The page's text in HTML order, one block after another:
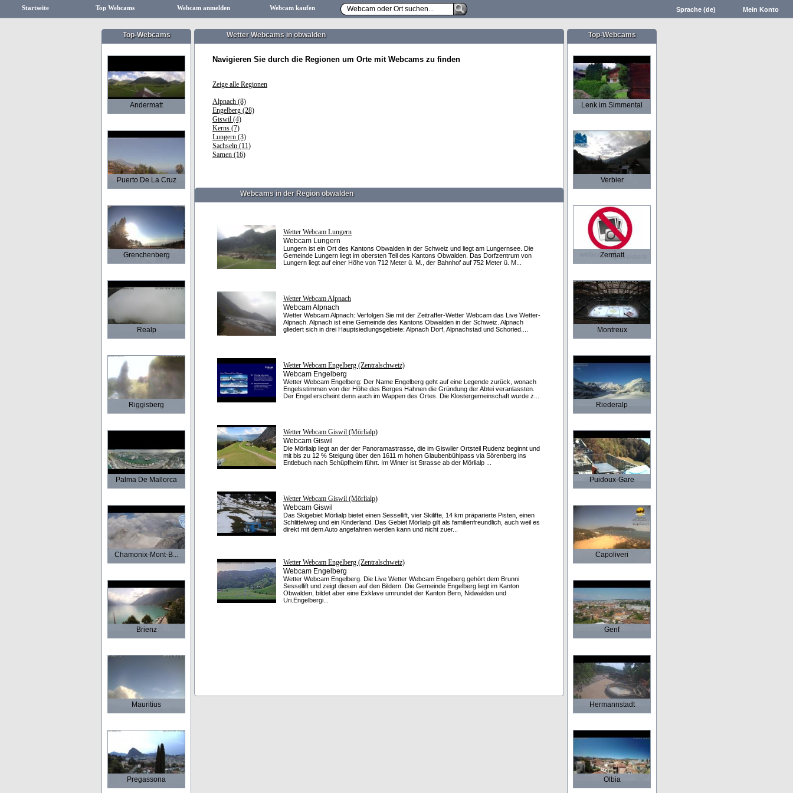
Startseite Top Webcams Webcam anmelden Webcam kaufen Mein Konto
Sprache (de)
Top-Webcams
Andermatt
Puerto De La Cruz
Grenchenberg
Realp
Riggisberg
Palma De Mallorca
Chamonix-Mont-B...
Brienz
Mauritius
Pregassona
Wetter Webcams in obwalden
Navigieren Sie durch die Regionen um Orte mit Webcams zu finden
Zeige alle Regionen
Alpnach (8)
Engelberg (28)
Giswil (4)
Kerns (7)
Lungern (3)
Sachseln (11)
Sarnen (16)
Webcams in der Region obwalden
Wetter Webcam Lungern
Webcam Lungern
Lungern ist ein Ort des Kantons Obwalden in der Schweiz und liegt am Lungernsee. Die
Gemeinde Lungern liegt im obersten Teil des Kantons Obwalden. Das Dorfzentrum von
Lungern liegt auf einer Höhe von 712 Meter ü. M., der Bahnhof auf 752 Meter ü. M...
Wetter Webcam Alpnach
Webcam Alpnach
Wetter Webcam Alpnach: Verfolgen Sie mit der Zeitraffer-Wetter Webcam das Live Wetter-
Alpnach. Alpnach ist eine Gemeinde des Kantons Obwalden in der Schweiz. Alpnach
gliedert sich in drei Hauptsiedlungsgebiete: Alpnach Dorf, Alpnachstad und Schoried....
Wetter Webcam Engelberg (Zentralschweiz)
Webcam Engelberg
Wetter Webcam Engelberg: Der Name Engelberg geht auf eine Legende zurück, wonach
Engelsstimmen von der Höhe des Berges Hahnen die Gründung der Abtei veranlassten.
Der Engel erscheint denn auch im Wappen des Ortes. Die Klostergemeinschaft wurde z...
Wetter Webcam Giswil (Mörlialp)
Webcam Giswil
Die Mörlialp liegt an der der Panoramastrasse, die im Giswiler Ortsteil Rudenz beginnt und
mit bis zu 12 % Steigung über den 1611 m hohen Glaubenbühlpass via Sörenberg ins
Entlebuch nach Schüpfheim führt. Im Winter ist Strasse ab der Mörlialp ...
Wetter Webcam Giswil (Mörlialp)
Webcam Giswil
Das Skigebiet Mörlialp bietet einen Sessellift, vier Skilifte, 14 km präparierte Pisten, einen
Schlittelweg und ein Kinderland. Das Gebiet Mörlialp gilt als familienfreundlich, auch weil es
direkt mit dem Auto angefahren werden kann und nicht zuer...
Wetter Webcam Engelberg (Zentralschweiz)
Webcam Engelberg
Wetter Webcam Engelberg. Die Live Wetter Webcam Engelberg gehört dem Brunni
Sessellift und zeigt diesen auf den Bildern. Die Gemeinde Engelberg liegt im Kanton
Obwalden, bildet aber eine Exklave umrundet der Kanton Bern, Nidwalden und
Uri.Engelbergi...
Top-Webcams
Lenk im Simmental
Verbier
Zermatt
Montreux
Riederalp
Puidoux-Gare
Capoliveri
Genf
Hermannstadt
Olbia